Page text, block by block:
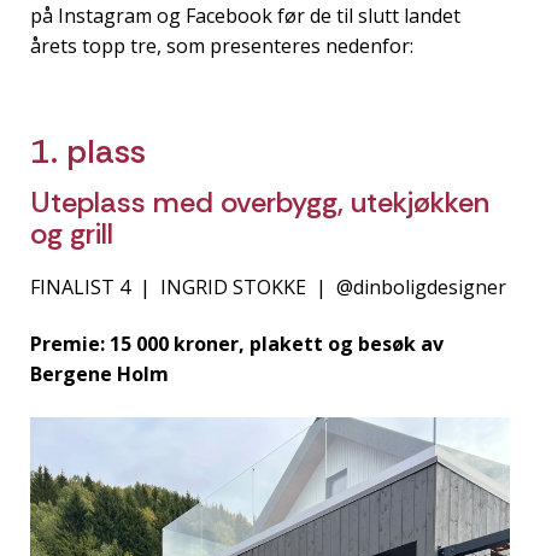
på Instagram og Facebook før de til slutt landet
årets topp tre, som presenteres nedenfor:
1. plass
Uteplass med overbygg, utekjøkken
og grill
FINALIST 4 | INGRID STOKKE | @dinboligdesigner
Premie: 15 000 kroner, plakett og besøk av
Bergene Holm